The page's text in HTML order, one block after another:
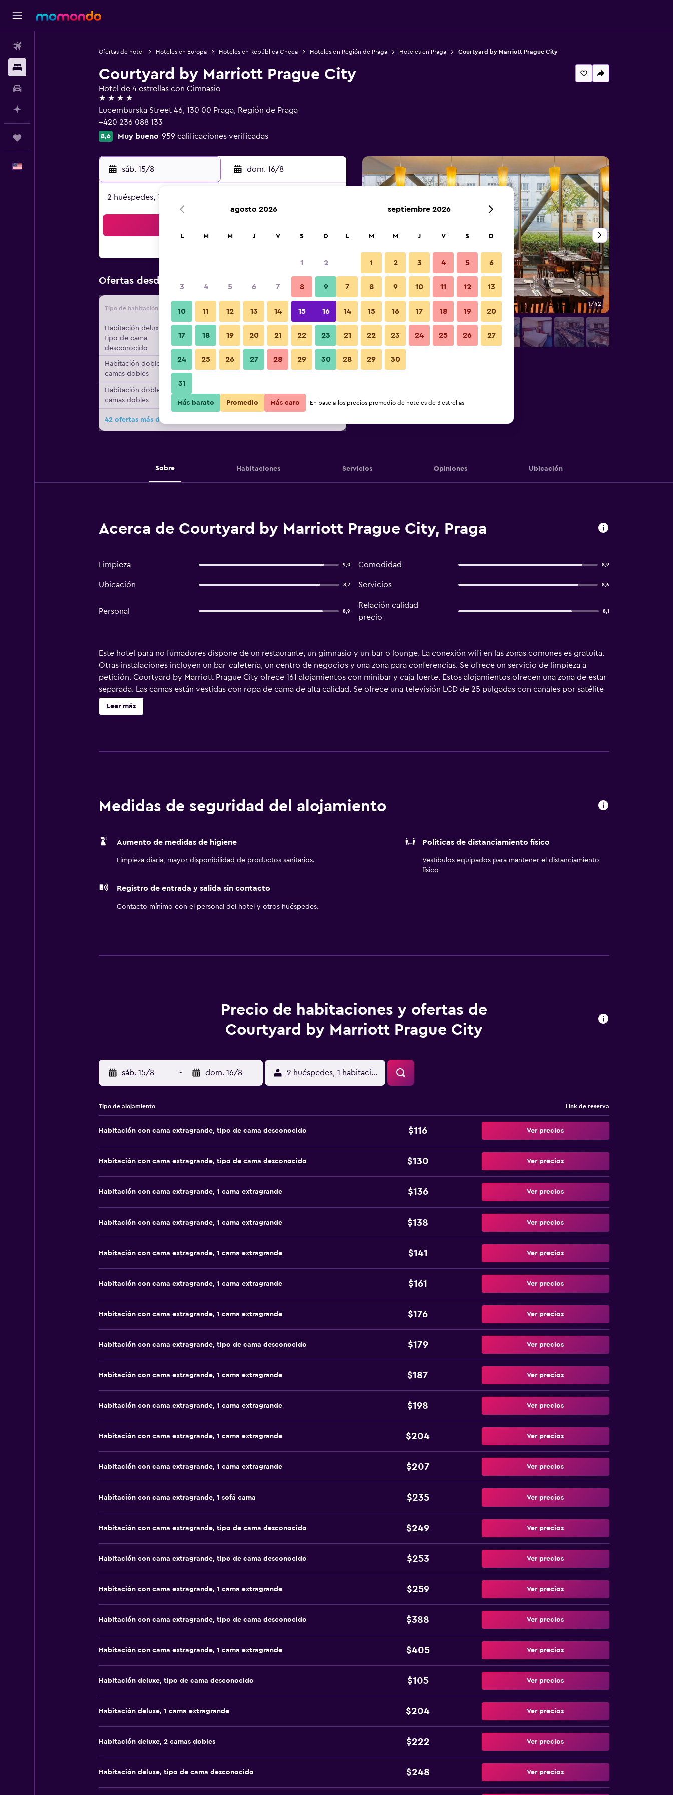
Ofertas de hotel Hoteles en Europa Hoteles en República Checa Hoteles en Región de Praga Hoteles en Praga Courtyard by Marriott Prague City
Courtyard by Marriott Prague City
Hotel de 4 estrellas con Gimnasio
4 estrellas
Lucemburska Street 46, 130 00 Praga, Región de Praga
+420 236 088 133
8,6 Muy bueno 959 calificaciones verificadas
sáb. 15/8 - dom. 16/8
2 huéspedes, 1 habitación
Ofertas desde Oferta más barata de precio por noche
Tipo de habitación Proveedor Total noche
Habitación deluxe,
tipo de cama
desconocido
$105 Ver oferta
Habitación doble, 2
camas dobles
$109 Ver oferta
Habitación doble, 2
camas dobles
$115 Ver oferta
42 ofertas más de Courtyard by Marriott Prague City
Restaurante 1/42
Fotos
Sobre Habitaciones Servicios Opiniones Ubicación
Acerca de Courtyard by Marriott Prague City, Praga
Limpieza 9,0 Comodidad 8,9
Ubicación 8,7 Servicios 8,6
Personal 8,9
Relación calidad-
precio
8,1
Este hotel para no fumadores dispone de un restaurante, un gimnasio y un bar o lounge. La conexión wifi en las zonas comunes es gratuita.
Otras instalaciones incluyen un bar-cafetería, un centro de negocios y una zona para conferencias. Se ofrece un servicio de limpieza a
petición. Courtyard by Marriott Prague City ofrece 161 alojamientos con minibar y caja fuerte. Estos alojamientos ofrecen una zona de estar
separada. Las camas están vestidas con ropa de cama de alta calidad. Se ofrece una televisión LCD de 25 pulgadas con canales por satélite
de suscripción y películas de pago. Los huéspedes pueden utilizar los siguientes servicios disponibles en las habitaciones: frigorífico y
cafetera y tetera. Los baños están equipados con ducha, artículos de higiene personal gratuitos y secador de pelo. Este hotel en Praga
Leer más
Medidas de seguridad del alojamiento
Aumento de medidas de higiene
Limpieza diaria, mayor disponibilidad de productos sanitarios.
Políticas de distanciamiento físico
Vestíbulos equipados para mantener el distanciamiento
físico
Registro de entrada y salida sin contacto
Contacto mínimo con el personal del hotel y otros huéspedes.
Precio de habitaciones y ofertas de
Courtyard by Marriott Prague City
sáb. 15/8 - dom. 16/8 2 huéspedes, 1 habitación
Tipo de alojamiento Link de reserva
Habitación con cama extragrande, tipo de cama desconocido $116 Ver precios
Habitación con cama extragrande, tipo de cama desconocido $130 Ver precios
Habitación con cama extragrande, 1 cama extragrande $136 Ver precios
Habitación con cama extragrande, 1 cama extragrande $138 Ver precios
Habitación con cama extragrande, 1 cama extragrande $141 Ver precios
Habitación con cama extragrande, 1 cama extragrande $161 Ver precios
Habitación con cama extragrande, 1 cama extragrande $176 Ver precios
Habitación con cama extragrande, tipo de cama desconocido $179 Ver precios
Habitación con cama extragrande, 1 cama extragrande $187 Ver precios
Habitación con cama extragrande, 1 cama extragrande $198 Ver precios
Habitación con cama extragrande, 1 cama extragrande $204 Ver precios
Habitación con cama extragrande, 1 cama extragrande $207 Ver precios
Habitación con cama extragrande, 1 sofá cama $235 Ver precios
Habitación con cama extragrande, tipo de cama desconocido $249 Ver precios
Habitación con cama extragrande, tipo de cama desconocido $253 Ver precios
Habitación con cama extragrande, 1 cama extragrande $259 Ver precios
Habitación con cama extragrande, tipo de cama desconocido $388 Ver precios
Habitación con cama extragrande, 1 cama extragrande $405 Ver precios
Habitación deluxe, tipo de cama desconocido $105 Ver precios
Habitación deluxe, 1 cama extragrande $204 Ver precios
Habitación deluxe, 2 camas dobles $222 Ver precios
Habitación deluxe, tipo de cama desconocido $248 Ver precios
agosto 2026
L M M J V S D
1 2
3 4 5 6 7 8 9
10 11 12 13 14 15 16
17 18 19 20 21 22 23
24 25 26 27 28 29 30
31
septiembre 2026
L M M J V S D
1 2 3 4 5 6
7 8 9 10 11 12 13
14 15 16 17 18 19 20
21 22 23 24 25 26 27
28 29 30
Más barato Promedio Más caro En base a los precios promedio de hoteles de 3 estrellas